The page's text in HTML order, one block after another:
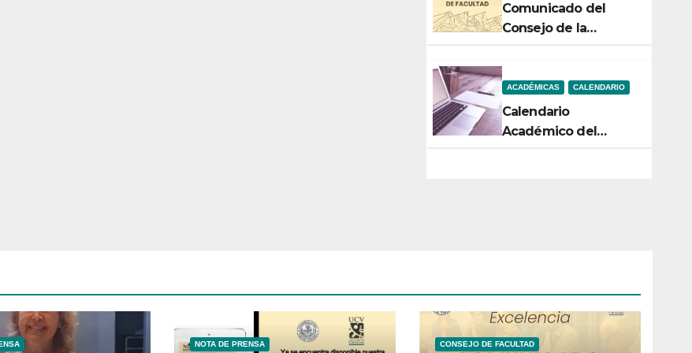
Comunicado del
Consejo de la
ACADÉMICAS CALENDARIO
Calendario
Académico del
NOTA DE PRENSA CONSEJO DE FACULTAD